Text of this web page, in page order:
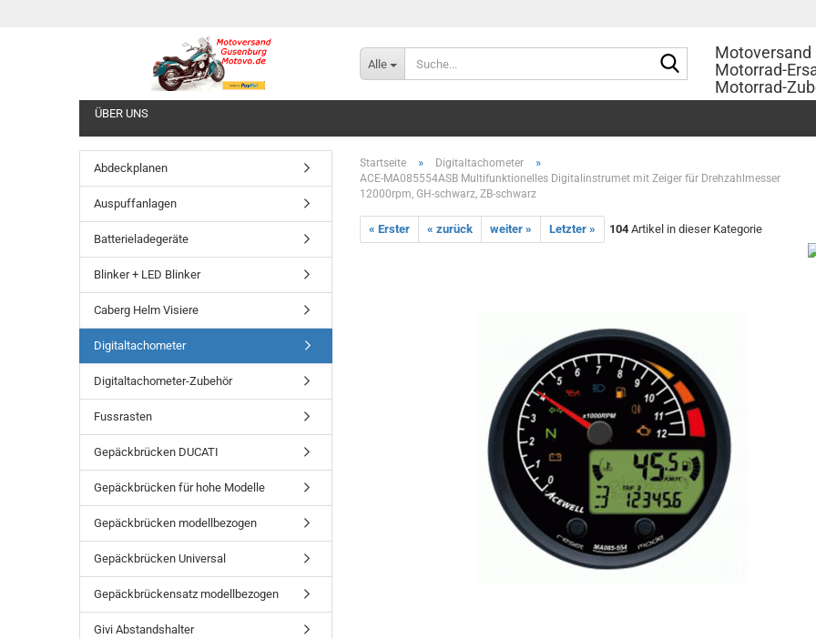
Alle
Suche...Motoversand
Motorrad-
Motorrad-
ÜBER UNS
Startseite » Digitaltachometer »
ACE-MA085554ASB Multifunktionelles Digitalinstrumet mit Zeiger für Drehzahlmesser
12000rpm, GH-schwarz, ZB-schwarz
« Erster « zurück weiter » Letzter » 104Artikel in dieser Kategorie
Abdeckplanen
Auspuffanlagen
Batterieladegeräte
Blinker + LED Blinker
Caberg Helm Visiere
Digitaltachometer
Digitaltachometer-Zubehör
Fussrasten
Gepäckbrücken DUCATI
Gepäckbrücken für hohe Modelle
Gepäckbrücken modellbezogen
Gepäckbrücken Universal
Gepäckbrückensatz modellbezogen
Givi Abstandshalter